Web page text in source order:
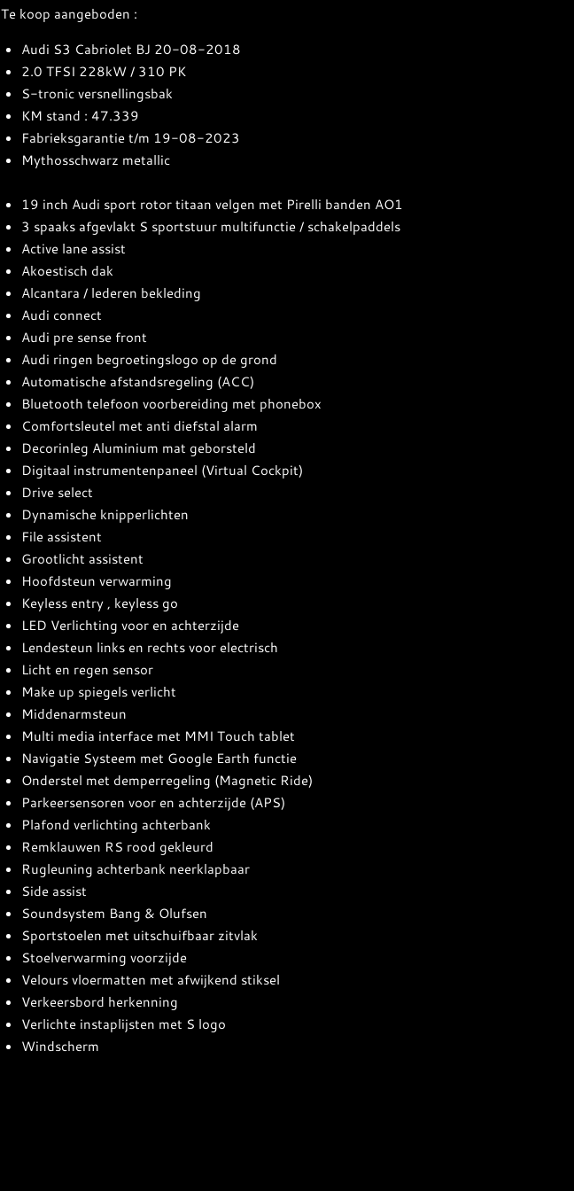
Te koop aangeboden :
Audi S3 Cabriolet BJ 20-08-2018
2.0 TFSI 228kW / 310 PK
S-tronic versnellingsbak
KM stand : 47.339
Fabrieksgarantie t/m 19-08-2023
Mythosschwarz metallic
19 inch Audi sport rotor titaan velgen met Pirelli banden AO1
3 spaaks afgevlakt S sportstuur multifunctie / schakelpaddels
Active lane assist
Akoestisch dak
Alcantara / lederen bekleding
Audi connect
Audi pre sense front
Audi ringen begroetingslogo op de grond
Automatische afstandsregeling (ACC)
Bluetooth telefoon voorbereiding met phonebox
Comfortsleutel met anti diefstal alarm
Decorinleg Aluminium mat geborsteld
Digitaal instrumentenpaneel (Virtual Cockpit)
Drive select
Dynamische knipperlichten
File assistent
Grootlicht assistent
Hoofdsteun verwarming
Keyless entry , keyless go
LED Verlichting voor en achterzijde
Lendesteun links en rechts voor electrisch
Licht en regen sensor
Make up spiegels verlicht
Middenarmsteun
Multi media interface met MMI Touch tablet
Navigatie Systeem met Google Earth functie
Onderstel met demperregeling (Magnetic Ride)
Parkeersensoren voor en achterzijde (APS)
Plafond verlichting achterbank
Remklauwen RS rood gekleurd
Rugleuning achterbank neerklapbaar
Side assist
Soundsystem Bang & Olufsen
Sportstoelen met uitschuifbaar zitvlak
Stoelverwarming voorzijde
Velours vloermatten met afwijkend stiksel
Verkeersbord herkenning
Verlichte instaplijsten met S logo
Windscherm